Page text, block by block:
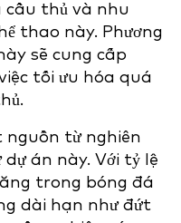
cầu thủ và nhu
thao này. Phương
sẽ cung cấp
tối ưu hóa quá
nguồn từ nghiên
án này. Với tỷ lệ
trong bóng đá
dài hạn như đứt